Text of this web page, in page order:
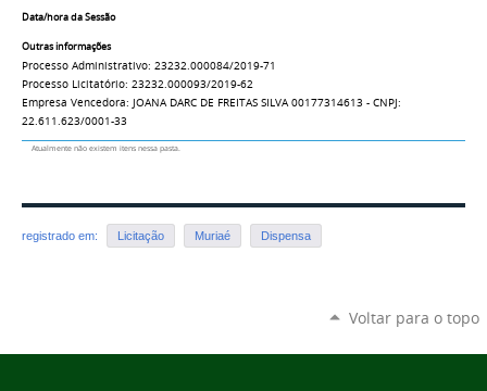
Data/hora da Sessão
Outras informações
Processo Administrativo: 23232.000084/2019-71
Processo Licitatório: 23232.000093/2019-62
Empresa Vencedora: JOANA DARC DE FREITAS SILVA 00177314613 - CNPJ:
22.611.623/0001-33
Atualmente não existem itens nessa pasta.
registrado em: Licitação Muriaé Dispensa
Voltar para o topo